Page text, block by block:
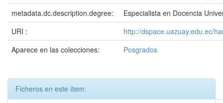
metadata.dc.description.degree:
Especialista en Docencia
URI :
http://dspace.uazuay.edu.ec/
Aparece en las colecciones:
Posgrados
Ficheros en este ítem: